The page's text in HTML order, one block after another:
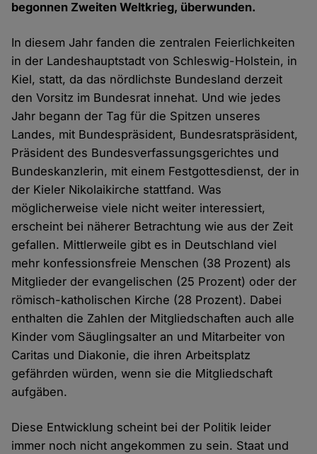
begonnen Zweiten Weltkrieg, überwunden.
In diesem Jahr fanden die zentralen Feierlichkeiten
in der Landeshauptstadt von Schleswig-Holstein, in
Kiel, statt, da das nördlichste Bundesland derzeit
den Vorsitz im Bundesrat innehat. Und wie jedes
Jahr begann der Tag für die Spitzen unseres
Landes, mit Bundespräsident, Bundesratspräsident,
Präsident des Bundesverfassungsgerichtes und
Bundeskanzlerin, mit einem Festgottesdienst, der in
der Kieler Nikolaikirche stattfand. Was
möglicherweise viele nicht weiter interessiert,
erscheint bei näherer Betrachtung wie aus der Zeit
gefallen. Mittlerweile gibt es in Deutschland viel
mehr konfessionsfreie Menschen (38 Prozent) als
Mitglieder der evangelischen (25 Prozent) oder der
römisch-katholischen Kirche (28 Prozent). Dabei
enthalten die Zahlen der Mitgliedschaften auch alle
Kinder vom Säuglingsalter an und Mitarbeiter von
Caritas und Diakonie, die ihren Arbeitsplatz
gefährden würden, wenn sie die Mitgliedschaft
aufgäben.
Diese Entwicklung scheint bei der Politik leider
immer noch nicht angekommen zu sein. Staat und